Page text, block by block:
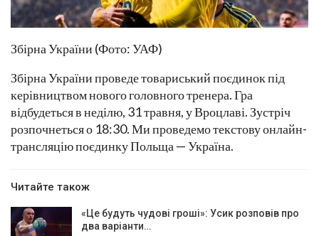
Збірна України (Фото: УАФ)
Збірна України проведе товариський поєдинок під
керівництвом нового головного тренера. Гра
відбудеться в неділю, 31 травня, у Вроцлаві. Зустріч
розпочнеться о 18:30. Ми проведемо текстову онлайн-
трансляцію поєдинку Польща — Україна.
Читайте також
«Це будуть чудові гроші»: Усик розповів про
два варіанти…